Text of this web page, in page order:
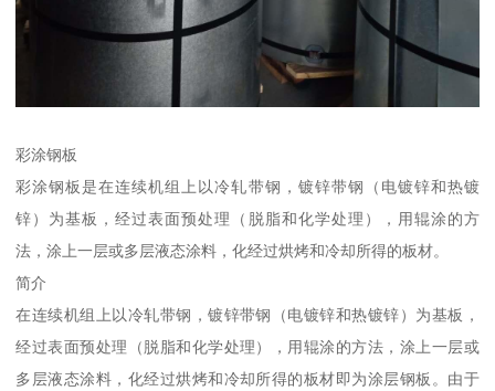
彩涂钢板
彩涂钢板是在连续机组上以冷轧带钢，镀锌带钢（电镀锌和热镀
锌）为基板，经过表面预处理（脱脂和化学处理），用辊涂的方
法，涂上一层或多层液态涂料，化经过烘烤和冷却所得的板材。
简介
在连续机组上以冷轧带钢，镀锌带钢（电镀锌和热镀锌）为基板，
经过表面预处理（脱脂和化学处理），用辊涂的方法，涂上一层或
多层液态涂料，化经过烘烤和冷却所得的板材即为涂层钢板。由于